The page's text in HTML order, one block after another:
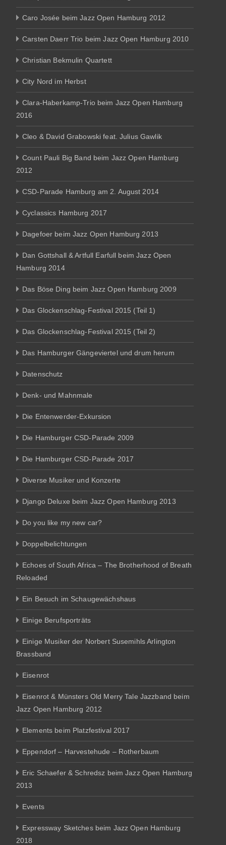
Caro Josée beim Jazz Open Hamburg 2012
Carsten Daerr Trio beim Jazz Open Hamburg 2010
Christian Bekmulin Quartett
City Nord im Herbst
Clara-Haberkamp-Trio beim Jazz Open Hamburg
2016
Cleo & David Grabowski feat. Julius Gawlik
Count Pauli Big Band beim Jazz Open Hamburg
2012
CSD-Parade Hamburg am 2. August 2014
Cyclassics Hamburg 2017
Dagefoer beim Jazz Open Hamburg 2013
Dan Gottshall & Artfull Earfull beim Jazz Open
Hamburg 2014
Das Böse Ding beim Jazz Open Hamburg 2009
Das Glockenschlag-Festival 2015 (Teil 1)
Das Glockenschlag-Festival 2015 (Teil 2)
Das Hamburger Gängeviertel und drum herum
Datenschutz
Denk- und Mahnmale
Die Entenwerder-Exkursion
Die Hamburger CSD-Parade 2009
Die Hamburger CSD-Parade 2017
Diverse Musiker und Konzerte
Django Deluxe beim Jazz Open Hamburg 2013
Do you like my new car?
Doppelbelichtungen
Echoes of South Africa – The Brotherhood of Breath
Reloaded
Ein Besuch im Schaugewächshaus
Einige Berufsporträts
Einige Musiker der Norbert Susemihls Arlington
Brassband
Eisenrot
Eisenrot & Münsters Old Merry Tale Jazzband beim
Jazz Open Hamburg 2012
Elements beim Platzfestival 2017
Eppendorf – Harvestehude – Rotherbaum
Eric Schaefer & Schredsz beim Jazz Open Hamburg
2013
Events
Expressway Sketches beim Jazz Open Hamburg
2018